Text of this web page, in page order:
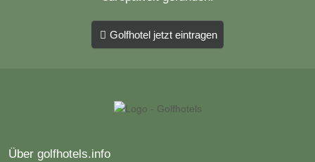
Golfhotel jetzt eintragen
Über golfhotels.info